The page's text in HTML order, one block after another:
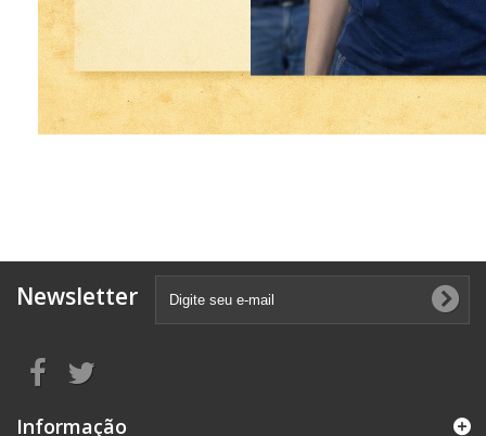
Newsletter
Informação